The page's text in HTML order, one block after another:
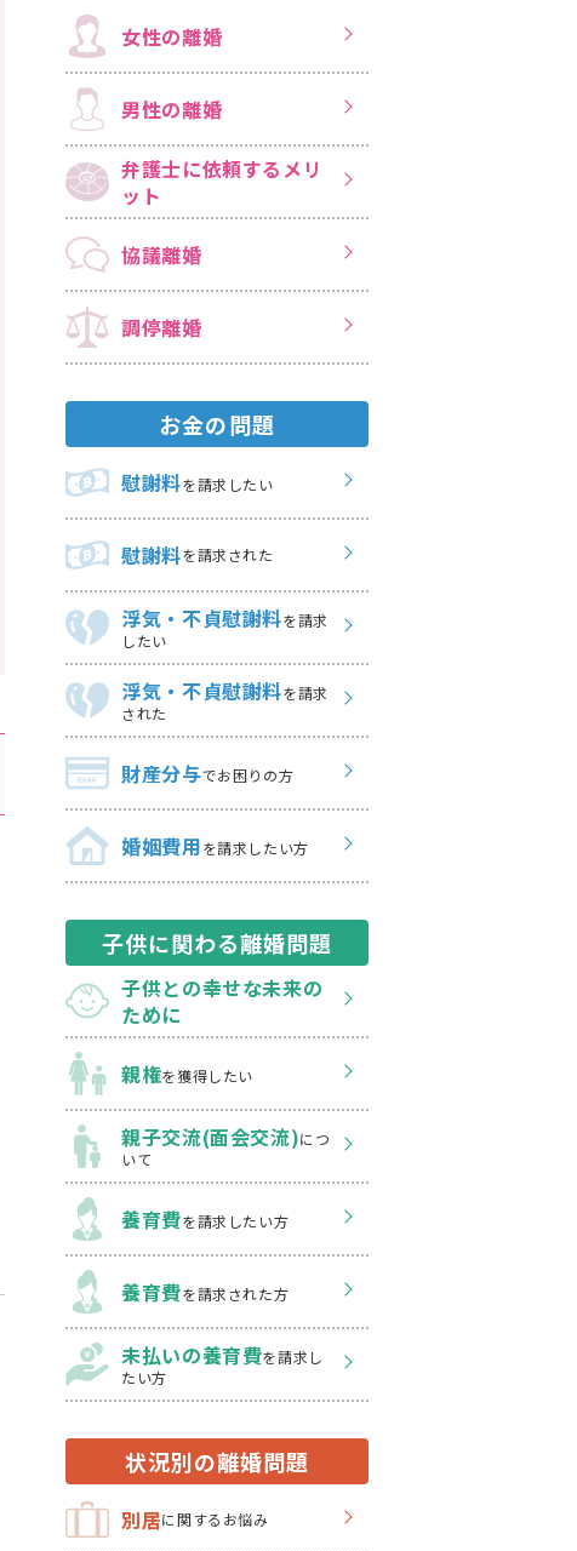
女性の離婚
男性の離婚
弁護士に依頼するメリ
ット
協議離婚
調停離婚
お金の問題
慰謝料を請求したい
慰謝料を請求された
浮気・不貞慰謝料を請求
したい
浮気・不貞慰謝料を請求
された
財産分与でお困りの方
婚姻費用を請求したい方
子供に関わる離婚問題
子供との幸せな未来の
ために
親権を獲得したい
親子交流(面会交流)につ
いて
養育費を請求したい方
養育費を請求された方
未払いの養育費を請求し
たい方
状況別の離婚問題
別居に関するお悩み